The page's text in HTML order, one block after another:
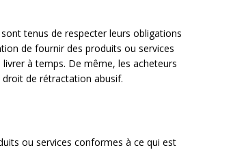
tenus de respecter leurs obligations
de fournir des produits ou services
à temps. De même, les acheteurs
de rétractation abusif.
ou services conformes à ce qui est